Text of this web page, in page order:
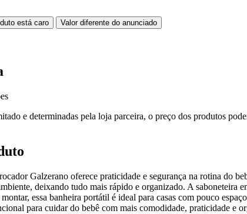
está caro Valor diferente do anunciado
e determinadas pela loja parceira, o preço dos produtos
Galzerano oferece praticidade e segurança na rotina do
deixando tudo mais rápido e organizado. A saboneteira
essa banheira portátil é ideal para casas com pouco
para cuidar do bebê com mais comodidade, praticidade e